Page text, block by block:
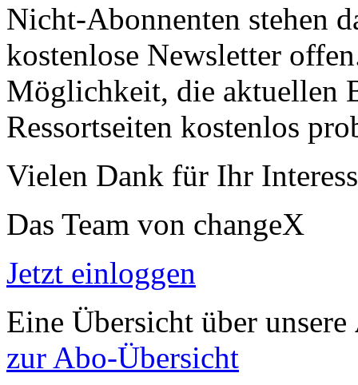
Nicht-Abonnenten stehen
kostenlose Newsletter
Möglichkeit, die aktuellen
Ressortseiten kostenlos
Vielen Dank für Ihr
Das Team von changeX
Jetzt einloggen
Eine Übersicht über unsere
zur Abo-Übersicht